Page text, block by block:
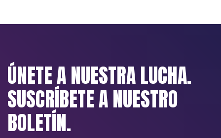
ÚNETE A NUESTRA LUCHA.
SUSCRÍBETE A NUESTRO
BOLETÍN.